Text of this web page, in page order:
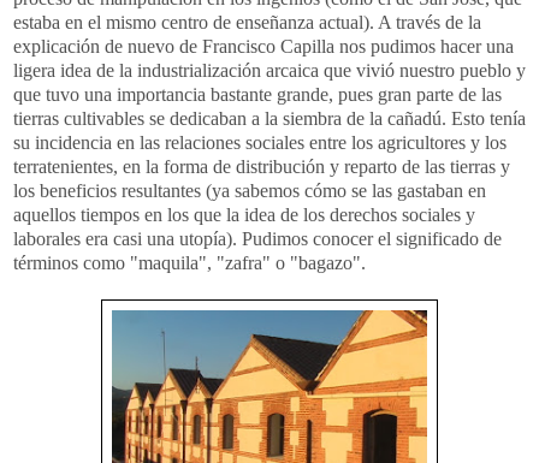
estaba en el mismo centro de enseñanza actual). A través de la
explicación de nuevo de Francisco Capilla nos pudimos hacer una
ligera idea de la industrialización arcaica que vivió nuestro pueblo y
que tuvo una importancia bastante grande, pues gran parte de las
tierras cultivables se dedicaban a la siembra de la cañadú. Esto tenía
su incidencia en las relaciones sociales entre los agricultores y los
terratenientes, en la forma de distribución y reparto de las tierras y
los beneficios resultantes (ya sabemos cómo se las gastaban en
aquellos tiempos en los que la idea de los derechos sociales y
laborales era casi una utopía). Pudimos conocer el significado de
términos como "maquila", "zafra" o "bagazo".